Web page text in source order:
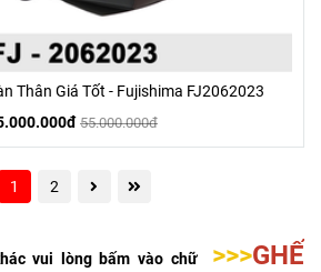
Ghế Massage Toàn Thân Giá Tốt - Fujishima FJ2062023
55.000.000đ
1 2
vui lòng bấm vào chữ >>>GHẾ